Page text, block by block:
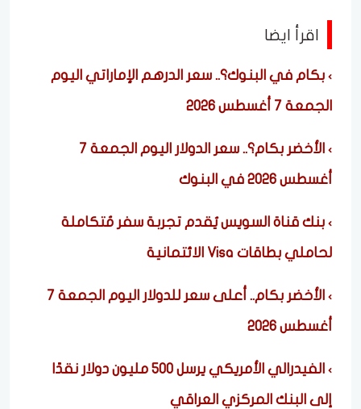
اقرأ ايضا
بكام في البنوك؟.. سعر الدرهم الإماراتي اليوم
الجمعة 7 أغسطس 2026
الأخضر بكام؟.. سعر الدولار اليوم الجمعة 7
أغسطس 2026 في البنوك
بنك قناة السويس يُقدم تجربة سفر مُتكاملة
لحاملي بطاقات Visa الائتمانية
الأخضر بكام.. أعلى سعر للدولار اليوم الجمعة 7
أغسطس 2026
الفيدرالي الأمريكي يرسل 500 مليون دولار نقدًا
إلى البنك المركزي العراقي